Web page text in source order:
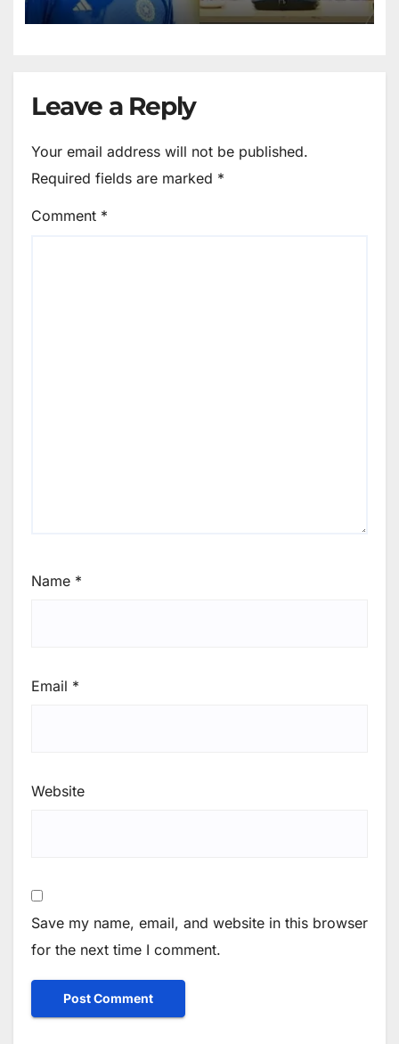
Leave a Reply
Your email address will not be published.
Required fields are marked *
Comment *
Name *
Email *
Website
Save my name, email, and website in this browser
for the next time I comment.